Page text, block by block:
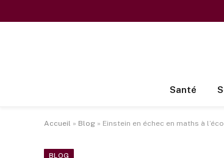
Santé
Accueil » Blog » Einstein en échec en maths à
BLOG